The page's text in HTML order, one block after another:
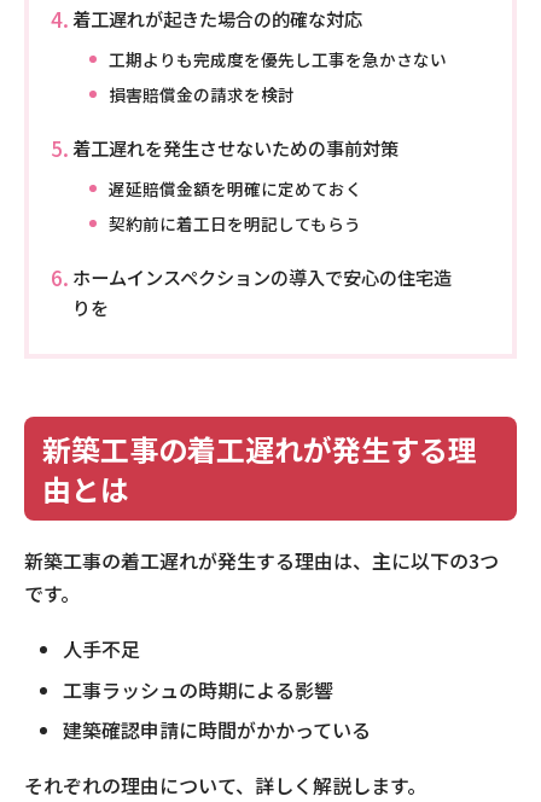
着工遅れが起きた場合の的確な対応
工期よりも完成度を優先し工事を急かさない
損害賠償金の請求を検討
着工遅れを発生させないための事前対策
遅延賠償金額を明確に定めておく
契約前に着工日を明記してもらう
ホームインスペクションの導入で安心の住宅造
りを
新築工事の着工遅れが発生する理
由とは
新築工事の着工遅れが発生する理由は、主に以下の3つ
です。
人手不足
工事ラッシュの時期による影響
建築確認申請に時間がかかっている
それぞれの理由について、詳しく解説します。